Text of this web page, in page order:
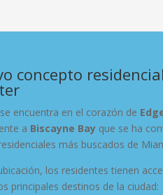
concepto
encuentra en el corazón de
a Biscayne Bay que se ha
más buscados de
los residentes tienen
principales destinos de la ciudad: